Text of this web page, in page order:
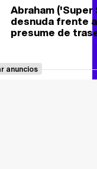
Abraham ('Super
desnuda frente
presume de
anuncios